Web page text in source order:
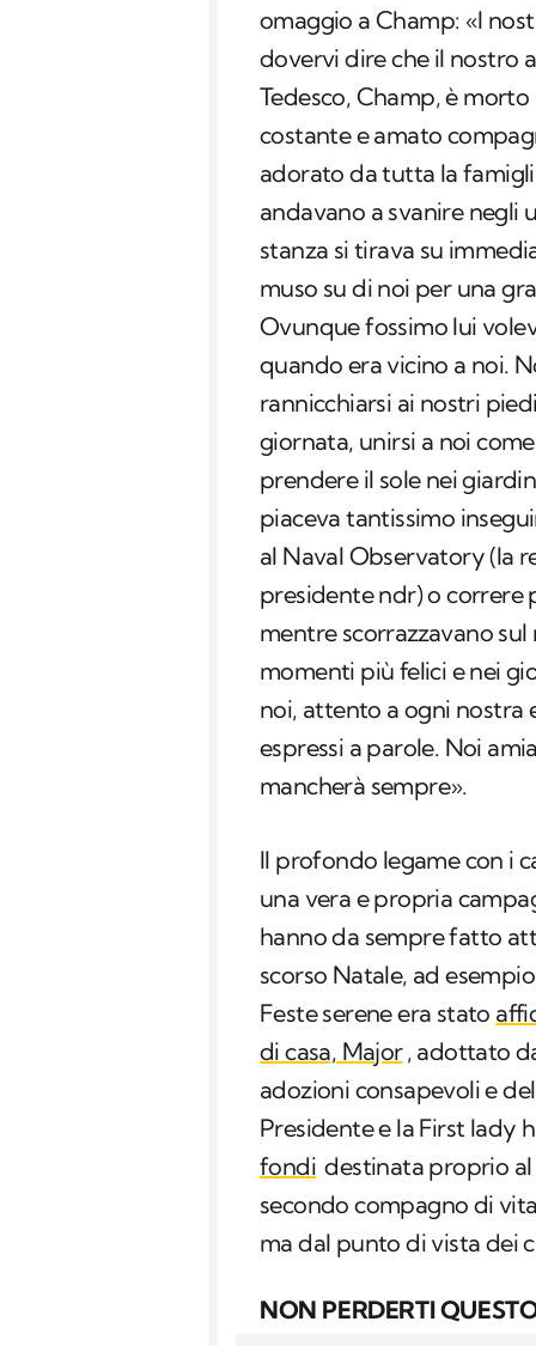
omaggio a Champ: «I
dovervi dire che il nostro
Tedesco, Champ, è
costante e amato
adorato da tutta la
andavano a svanire negli
stanza si tirava su
muso su di noi per una
Ovunque fossimo lui
quando era vicino a noi.
rannicchiarsi ai nostri
giornata, unirsi a noi
prendere il sole nei
piaceva tantissimo
al Naval Observatory (la
presidente ndr) o correre
mentre scorrazzavano
momenti più felici e nei
noi, attento a ogni nostra
espressi a parole. Noi
mancherà sempre».
Il profondo legame con i
una vera e propria
hanno da sempre fatto
scorso Natale, ad
Feste serene era stato
di casa, Major, adottato
adozioni consapevoli e
Presidente e la First lady
fondi destinata proprio
secondo compagno di
ma dal punto di vista dei
NON PERDERTI